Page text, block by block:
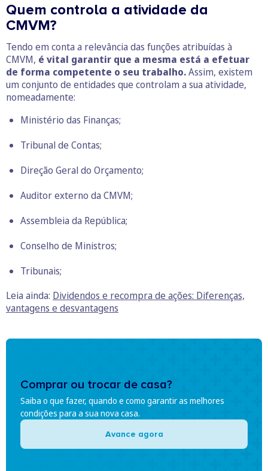
Quem controla a atividade da
CMVM?
Tendo em conta a relevância das funções atribuídas à
CMVM, é vital garantir que a mesma está a efetuar
de forma competente o seu trabalho.Assim, existem
um conjunto de entidades que controlam a sua atividade,
nomeadamente:
Ministério das Finanças;
Tribunal de Contas;
Direção Geral do Orçamento;
Auditor externo da CMVM;
Assembleia da República;
Conselho de Ministros;
Tribunais;
Leia ainda: Dividendos e recompra de ações: Diferenças,
vantagens e desvantagens
Comprar ou trocar de casa?
Saiba o que fazer, quando e como garantir as melhores
condições para a sua nova casa.
Avance agora